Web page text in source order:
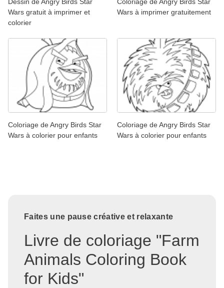
Wars gratuit à imprimer et
colorier
Wars à imprimer gratuitement
Coloriage de Angry Birds Star
Wars à colorier pour enfants
Coloriage de Angry Birds Star
Wars à colorier pour enfants
Faites une pause créative et relaxante
Livre de coloriage "Farm
Animals Coloring Book
for Kids"